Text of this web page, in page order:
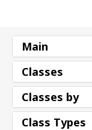
Main
Classes
Classes by
Class Types